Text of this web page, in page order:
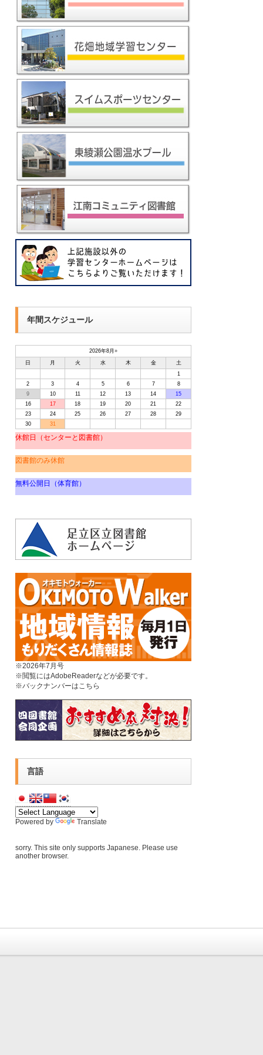
年間スケジュール
2026年8月 »
日
月 火 水 木 金
土
1
2
3 4 5 6 7
8
9
10 11 12 13 14
15
16
17 18 19 20 21
22
23
24 25 26 27 28
29
30
31
休館日（センターと図書館）
図書館のみ休館
無料公開日（体育館）
※2026年7月号
※閲覧にはAdobeReaderなどが必要です。
※バックナンバーはこちら
言語
Powered by Translate
sorry. This site only supports Japanese. Please use
another browser.